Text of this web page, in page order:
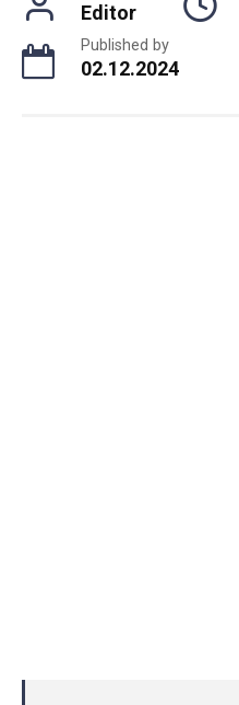
Editor
Published by
02.12.2024